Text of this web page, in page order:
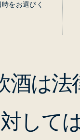
をお選びく
酒は法
して